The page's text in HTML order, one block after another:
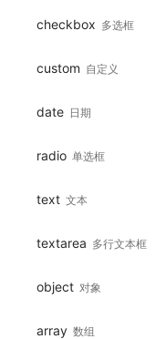
checkbox 多选框
custom 自定义
date 日期
radio 单选框
text 文本
textarea 多行文本框
object 对象
array 数组